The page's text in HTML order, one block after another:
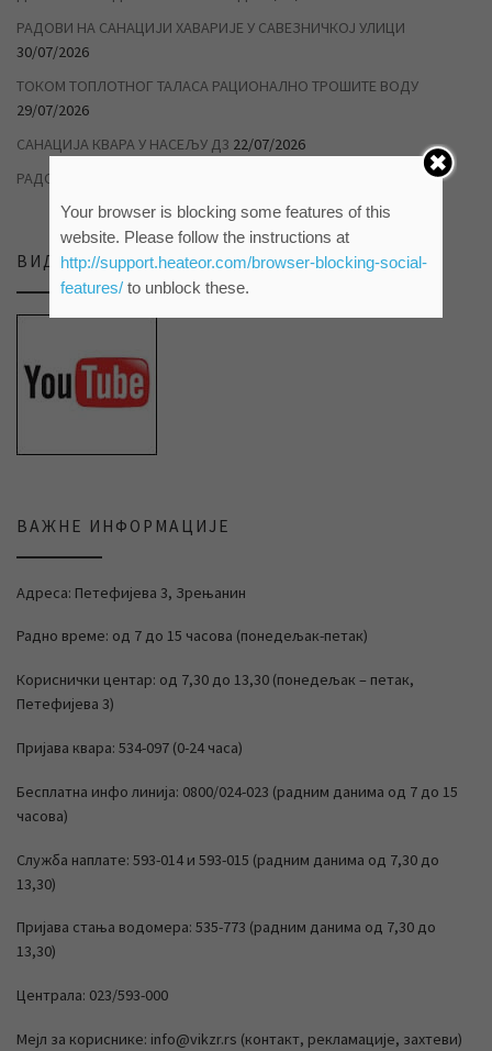
РАДОВИ НА САНАЦИЈИ ХАВАРИЈЕ У САВЕЗНИЧКОЈ УЛИЦИ
30/07/2026
ТОКОМ ТОПЛОТНОГ ТАЛАСА РАЦИОНАЛНО ТРОШИТЕ ВОДУ
29/07/2026
САНАЦИЈА КВАРА У НАСЕЉУ Д3 22/07/2026
РАДОВИ НА ДУВАНИЦИ
ВИДЕО ПРИЛОЗИ НА НАШЕМ ЈУТЈУБ КАНАЛУ
ВАЖНЕ ИНФОРМАЦИЈЕ
Адреса: Петефијева 3, Зрењанин
Радно време: од 7 до 15 часова (понедељак-петак)
Кориснички центар: од 7,30 до 13,30 (понедељак – петак,
Петефијева 3)
Пријава квара: 534-097 (0-24 часа)
Бесплатна инфо линија: 0800/024-023 (радним данима од 7 до 15
часова)
Служба наплате: 593-014 и 593-015 (радним данима од 7,30 до
13,30)
Пријава стања водомера: 535-773 (радним данима од 7,30 до
13,30)
Централа: 023/593-000
Мејл за кориснике: info@vikzr.rs (контакт, рекламације, захтеви)
Your browser is blocking some features of this
website. Please follow the instructions at
http://support.heateor.com/browser-blocking-social-
features/to unblock these.